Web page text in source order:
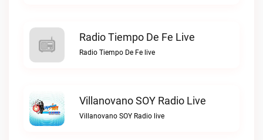
Radio Tiempo De Fe Live
Radio Tiempo De Fe live
Villanovano SOY Radio Live
Villanovano SOY Radio live